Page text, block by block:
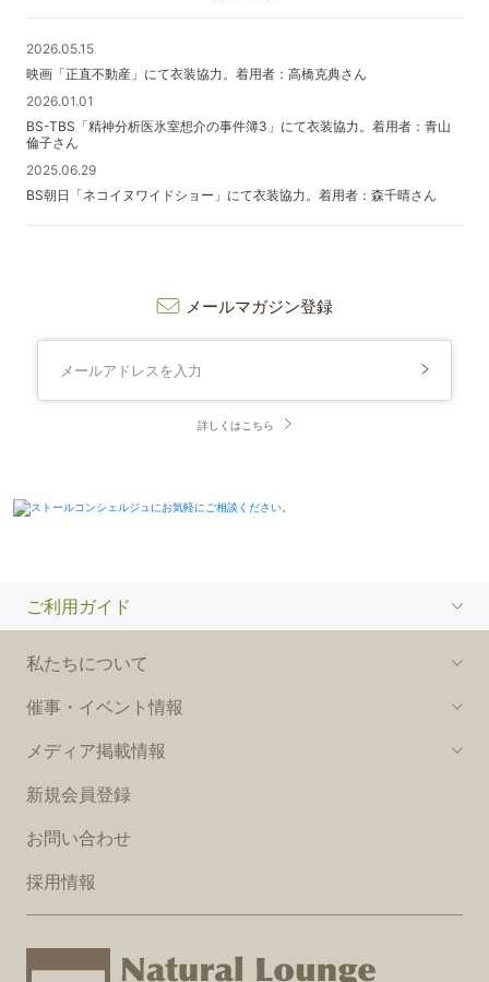
2026.05.15
映画「正直不動産」にて衣装協力。着用者：高橋克典さん
2026.01.01
BS-TBS「精神分析医氷室想介の事件簿3」にて衣装協力。着用者：青山
倫子さん
2025.06.29
BS朝日「ネコイヌワイドショー」にて衣装協力。着用者：森千晴さん
メールマガジン登録
詳しくはこちら
ご利用ガイド
私たちについて
催事・イベント情報
メディア掲載情報
新規会員登録
お問い合わせ
採用情報